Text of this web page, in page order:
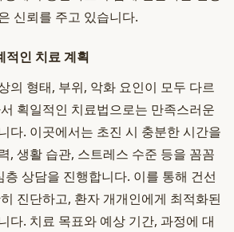
신뢰를 주고 있습니다.
적인 치료 계획
의 형태, 부위, 악화 요인이 모두 다르
획일적인 치료법으로는 만족스러운
다. 이곳에서는 초진 시 충분한 시간을
, 생활 습관, 스트레스 수준 등을 꼼꼼
상담을 진행합니다. 이를 통해 건선
진단하고, 환자 개개인에게 최적화된
다. 치료 목표와 예상 기간, 과정에 대